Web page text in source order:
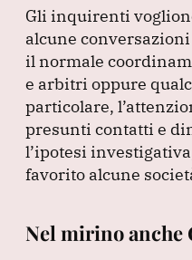
Gli inquirenti
alcune
il normale
e arbitri oppure
particolare,
presunti contatti e
l’ipotesi
favorito alcune
Nel mirino anche